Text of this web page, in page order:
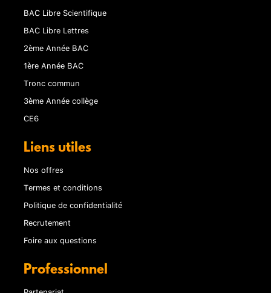
BAC Libre Scientifique
BAC Libre Lettres
2ème Année BAC
1ère Année BAC
Tronc commun
3ème Année collège
CE6
Liens utiles
Nos offres
Termes et conditions
Politique de confidentialité
Recrutement
Foire aux questions
Professionnel